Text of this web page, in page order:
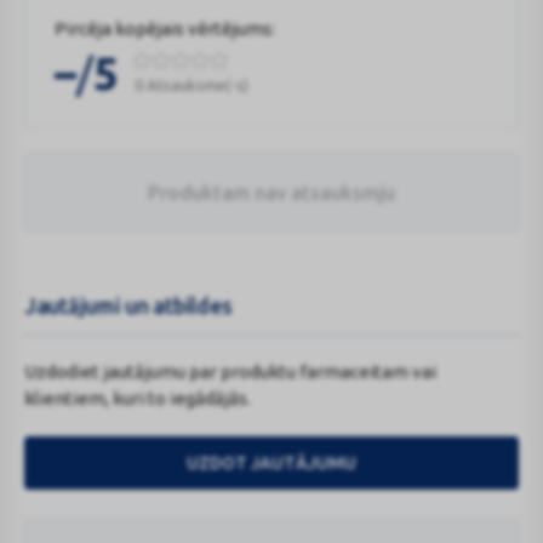
Pircēja kopējais vērtējums:
–/5 0 Atsauksme(-s)
Produktam nav atsauksmju
Jautājumi un atbildes
Uzdodiet jautājumu par produktu farmaceitam vai
klientiem, kuri to iegādājās.
UZDOT JAUTĀJUMU